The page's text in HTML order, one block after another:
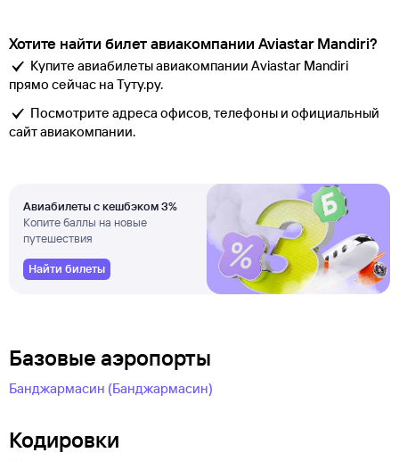
Хотите найти билет авиакомпании Aviastar Mandiri?
Купите авиабилеты авиакомпании Aviastar Mandiri
прямо сейчас на Туту.ру.
Посмотрите адреса офисов, телефоны и официальный
сайт авиакомпании.
Авиабилеты с кешбэком 3%
Копите баллы на новые
путешествия
Найти билеты
Базовые аэропорты
Банджармасин (Банджармасин)
Кодировки